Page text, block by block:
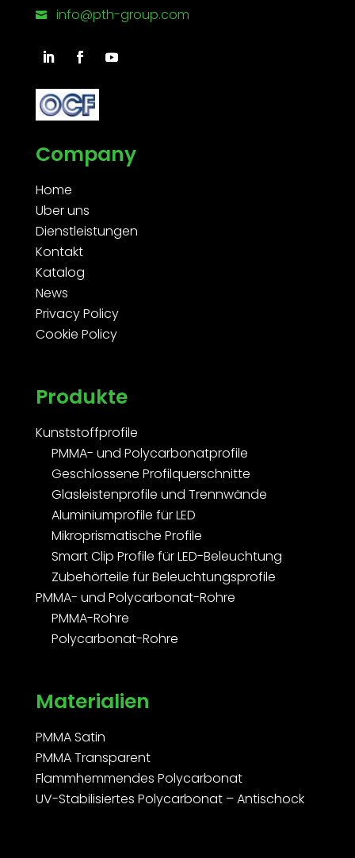
 info@pth-group.com
Company
Home
Uber uns
Dienstleistungen
Kontakt
Katalog
News
Privacy Policy
Cookie Policy
Produkte
Kunststoffprofile
PMMA- und Polycarbonatprofile
Geschlossene Profilquerschnitte
Glasleistenprofile und Trennwände
Aluminiumprofile für LED
Mikroprismatische Profile
Smart Clip Profile für LED-Beleuchtung
Zubehörteile für Beleuchtungsprofile
PMMA- und Polycarbonat-Rohre
PMMA-Rohre
Polycarbonat-Rohre
Materialien
PMMA Satin
PMMA Transparent
Flammhemmendes Polycarbonat
UV-Stabilisiertes Polycarbonat – Antischock